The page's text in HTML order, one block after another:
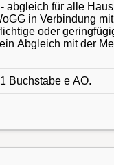
für alle
in Verbindung
oder
Abgleich mit der
Buchstabe e AO.